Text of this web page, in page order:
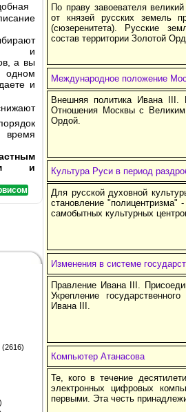
и
а вы
одном
и
и
(2616)
По праву завоевателя
от князей русских земель
(сюзеренитета). Русские
состав территории Золотой
Международное положение
Внешняя политика Ивана III.
Отношения Москвы с
Ордой.
Культура Руси в период
Для русской духовной
становление "полицентризма"
самобытных культурных
Изменения в системе
Правление Ивана III.
Укрепление
Ивана III.
Компьютер Атанасова
Те, кого в течение
электронных цифровых
первыми. Эта честь